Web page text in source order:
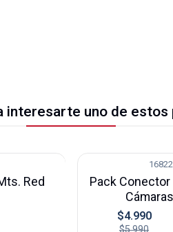
interesarte uno de estos
Red
Pack Conector
$4.990
$5.990